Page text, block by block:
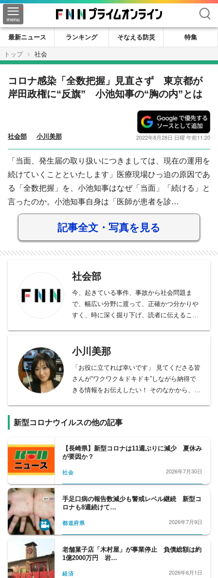
検索
最新ニュース ランキング そなえる防災
特集
トップ
社会
コロナ感染「全数把握」見直さず 東京都が
岸田政権に“反旗” 小池知事の“胸の内”とは
社会部 小川美那 2022年8月28日 日曜 午前11:20
「当面、発生届の取り扱いにつきましては、現在の運用を
続けていくことといたします」医療現場ひっ迫の原因であ
る「全数把握」を、小池知事はなぜ「当面」「続ける」と
言ったのか。小池知事自身は「医師が患者を診…
記事全文・写真を見る
社会部
今、起きている事件、事故から社会問題ま
で、幅広い分野に渡って、正確かつ分かりや
すく、時に深く掘り下げ、読者に伝えること
交通･国土、教育、科学、宇宙、災害・防災
皇室の動向、都政から首都圏自治体の行政も
担当。社会問題、調査報道については、分野
の垣根を越えて取材に取り組んでいます。
小川美那
「お役に立てれば幸いです」 見てくださる皆
さんが“ワクワク＆ドキドキ”しながら納得で
きる情報をお伝えしたい！ そのなかから、よ
日々取材にあたっています。
者歴20年。
拉致被害者横田めぐみさんの娘・キムヘギョ
ンさんを北朝鮮でテレビ単独取材、小池都知
済連携協定を国内外で取材、国政・都政など
の選挙取材、のほか、永田町・霞が関で与野
党問わず政治・経済分野を幅広く取材。
政治経済番組のプログラムディレクターとし
て番組制作も。
内閣府、財務省、金融庁、総務省、経産省、
資源エネルギー庁、農水省、首相官邸、国
新型コロナウイルスの他の記事
【長崎県】新型コロナは11週ぶりに減少 夏休み
が要因か？
社会 2026年7月30日
手足口病の報告数減少も警戒レベル継続 新型コ
ロナも8週続けて…
都道府県 2026年7月9日
老舗菓子店「木村屋」が事業停止 負債総額は約
1億2000万円 岩…
経済 2026年6月1日